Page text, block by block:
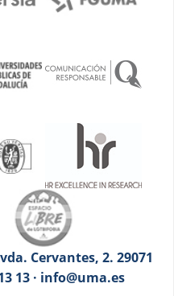
Cervantes, 2. 29071
13 · info@uma.es